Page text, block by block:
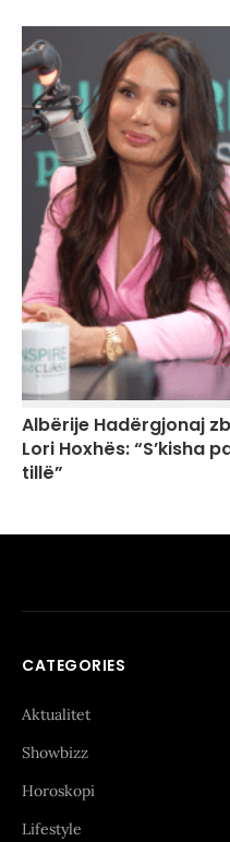
Albërije Hadërgjonaj
Lori Hoxhës: “S’kisha
tillë”
CATEGORIES
Aktualitet
Showbizz
Horoskopi
Lifestyle